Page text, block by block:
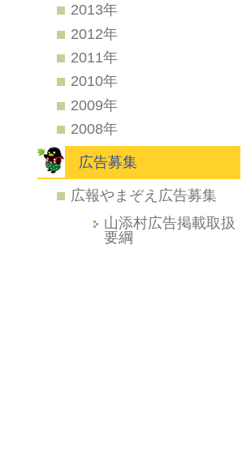
2013年
2012年
2011年
2010年
2009年
2008年
広告募集
広報やまぞえ広告募集
山添村広告掲載取扱
要綱